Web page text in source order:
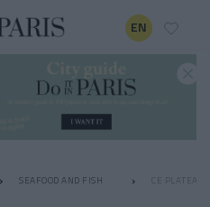
EN
SEAFOOD AND FISH CE